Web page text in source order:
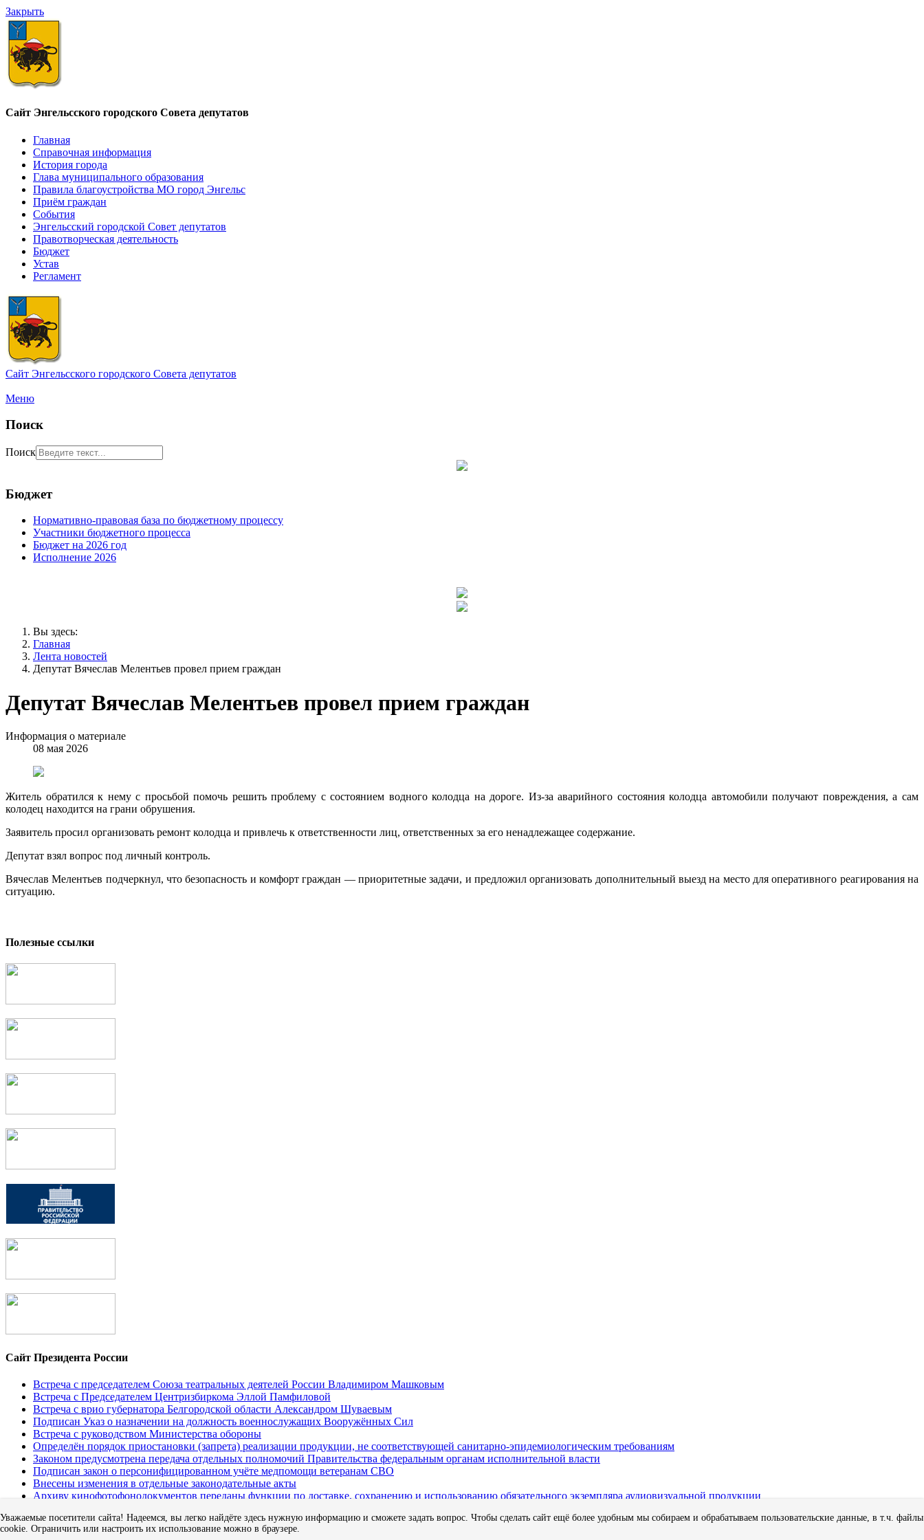
Закрыть
Сайт Энгельсского городского Совета депутатов
Главная
Справочная информация
История города
Глава муниципального образования
Правила благоустройства МО город Энгельс
Приём граждан
События
Энгельсский городской Совет депутатов
Правотворческая деятельность
Бюджет
Устав
Регламент
Сайт Энгельсского городского Совета депутатов
Меню
Поиск
Поиск
Бюджет
Нормативно-правовая база по бюджетному процессу
Участники бюджетного процесса
Бюджет на 2026 год
Исполнение 2026
Вы здесь:
Главная
Лента новостей
Депутат Вячеслав Мелентьев провел прием граждан
Депутат Вячеслав Мелентьев провел прием граждан
Информация о материале
08 мая 2026
Житель обратился к нему с просьбой помочь решить проблему с состоянием водного колодца на дороге. Из-за аварийного состояния колодца автомобили получают повреждения, а сам
колодец находится на грани обрушения.
Заявитель просил организовать ремонт колодца и привлечь к ответственности лиц, ответственных за его ненадлежащее содержание.
Депутат взял вопрос под личный контроль.
Вячеслав Мелентьев подчеркнул, что безопасность и комфорт граждан — приоритетные задачи, и предложил организовать дополнительный выезд на место для оперативного реагирования на
ситуацию.
Полезные ссылки
Сайт Президента России
Встреча с председателем Союза театральных деятелей России Владимиром Машковым
Встреча с Председателем Центризбиркома Эллой Памфиловой
Встреча с врио губернатора Белгородской области Александром Шуваевым
Подписан Указ о назначении на должность военнослужащих Вооружённых Сил
Встреча с руководством Министерства обороны
Определён порядок приостановки (запрета) реализации продукции, не соответствующей санитарно-эпидемиологическим требованиям
Законом предусмотрена передача отдельных полномочий Правительства федеральным органам исполнительной власти
Подписан закон о персонифицированном учёте медпомощи ветеранам СВО
Внесены изменения в отдельные законодательные акты
Архиву кинофотофонодокументов переданы функции по доставке, сохранению и использованию обязательного экземпляра аудиовизуальной продукции
Новости Саратовской области
Уважаемые посетители сайта! Надеемся, вы легко найдёте здесь нужную информацию и сможете задать вопрос. Чтобы сделать сайт ещё более удобным мы собираем и обрабатываем пользовательские данные, в т.ч. файлы
cookie. Ограничить или настроить их использование можно в браузере.